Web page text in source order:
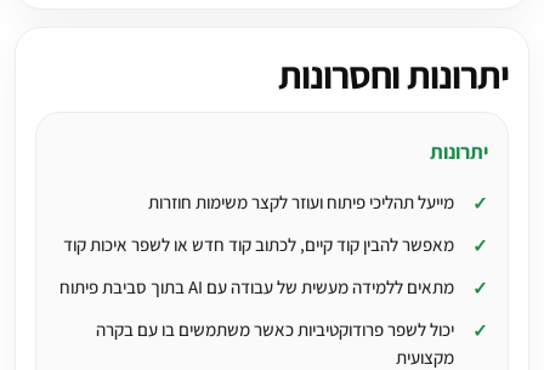
יתרונות וחסרונות
יתרונות
מייעל תהליכי פיתוח ועוזר לקצר משימות חוזרות
מאפשר להבין קוד קיים, לכתוב קוד חדש או לשפר איכות קוד
מתאים ללמידה מעשית של עבודה עם AI בתוך סביבת פיתוח
יכול לשפר פרודוקטיביות כאשר משתמשים בו עם בקרה
מקצועית